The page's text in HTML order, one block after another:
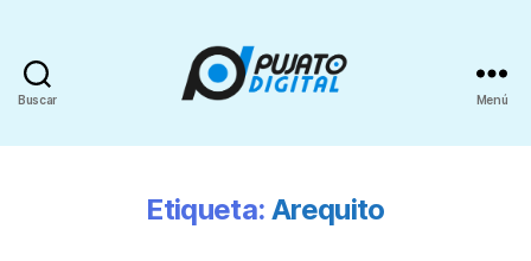
Buscar Menú
Etiqueta: Arequito